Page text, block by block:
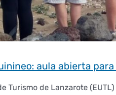
aula abierta
Turismo de Lanzarote